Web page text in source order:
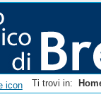
Ti trovi in: